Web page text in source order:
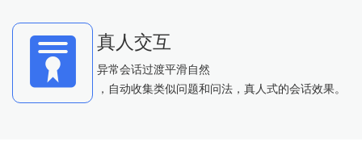
真人交互
异常会话过渡平滑自然
，自动收集类似问题和问法，真人式的会话效果。